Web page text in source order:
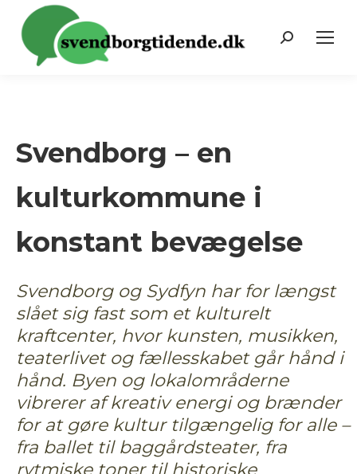
Search:
Svendborg – en
kulturkommune i
konstant bevægelse
Svendborg og Sydfyn har for længst
slået sig fast som et kulturelt
kraftcenter, hvor kunsten, musikken,
teaterlivet og fællesskabet går hånd i
hånd. Byen og lokalområderne
vibrerer af kreativ energi og brænder
for at gøre kultur tilgængelig for alle –
fra ballet til baggårdsteater, fra
rytmiske toner til historiske